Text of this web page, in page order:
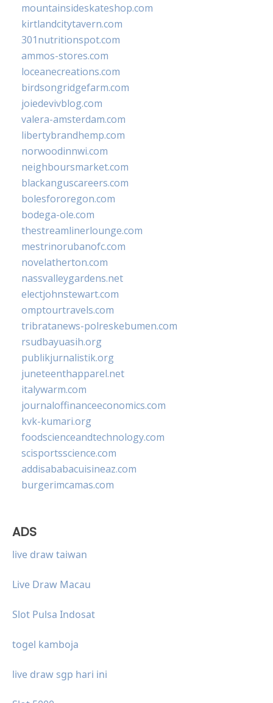
mountainsideskateshop.com
kirtlandcitytavern.com
301nutritionspot.com
ammos-stores.com
loceanecreations.com
birdsongridgefarm.com
joiedevivblog.com
valera-amsterdam.com
libertybrandhemp.com
norwoodinnwi.com
neighboursmarket.com
blackanguscareers.com
bolesfororegon.com
bodega-ole.com
thestreamlinerlounge.com
mestrinorubanofc.com
novelatherton.com
nassvalleygardens.net
electjohnstewart.com
omptourtravels.com
tribratanews-polreskebumen.com
rsudbayuasih.org
publikjurnalistik.org
juneteenthapparel.net
italywarm.com
journaloffinanceeconomics.com
kvk-kumari.org
foodscienceandtechnology.com
scisportsscience.com
addisababacuisineaz.com
burgerimcamas.com
ADS
live draw taiwan
Live Draw Macau
Slot Pulsa Indosat
togel kamboja
live draw sgp hari ini